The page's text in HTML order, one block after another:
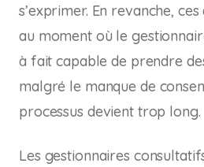
s’exprimer. En revanche,
au moment où le
à fait capable de prendre
malgré le manque de
processus devient trop long.
Les gestionnaires